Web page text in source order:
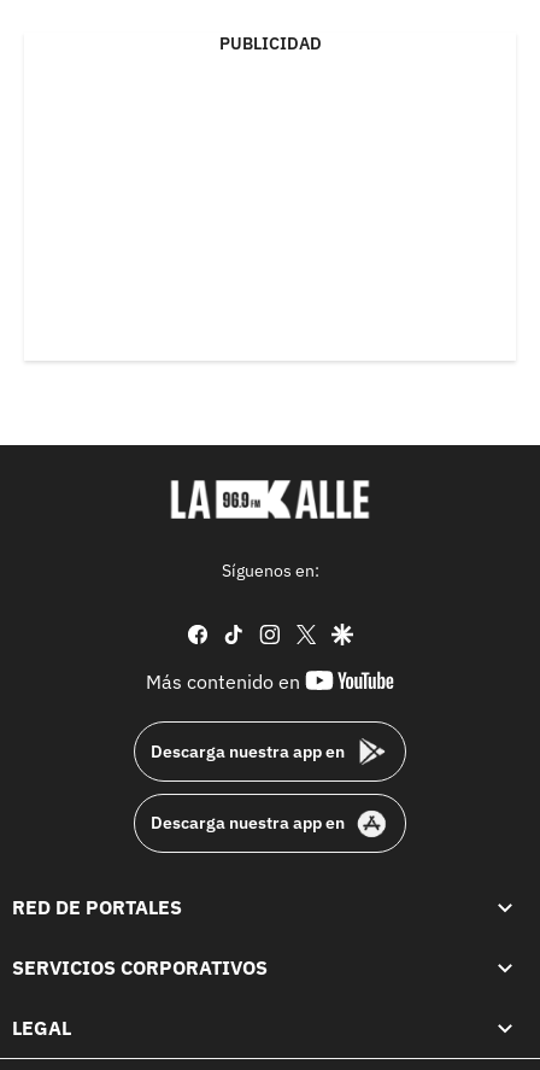
PUBLICIDAD
Síguenos en:
facebook
tiktok instagram
twittergoogle
Más contenido en
youtube-
Descarga nuestra app en
Descarga nuestra app en
RED DE PORTALES
SERVICIOS CORPORATIVOS
LEGAL